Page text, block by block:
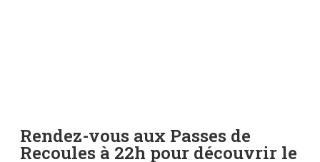
Rendez-vous aux Passes de
Recoules à 22h pour découvrir le